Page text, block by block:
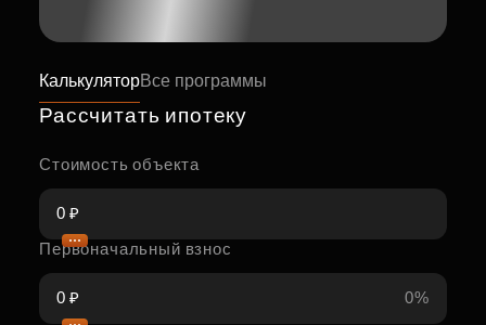
КалькуляторВсе программы
Рассчитать ипотеку
Стоимость объекта
Первоначальный взнос
0%